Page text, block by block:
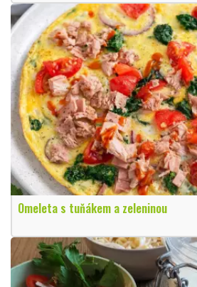
Omeleta s tuňákem a zeleninou